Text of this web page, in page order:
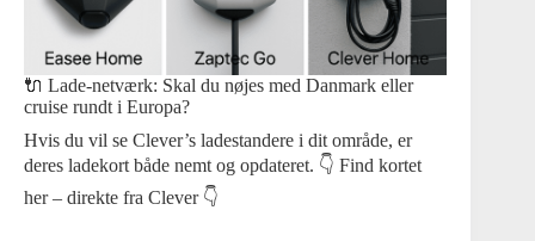
🔌 Lade-netværk: Skal du nøjes med Danmark eller
cruise rundt i Europa?
Hvis du vil se Clever’s ladestandere i dit område, er
deres ladekort både nemt og opdateret. 👇 Find kortet
her – direkte fra Clever 👇